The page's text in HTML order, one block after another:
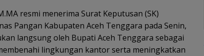
resmi menerima Surat Keputusan (SK)
Pangan Kabupaten Aceh Tenggara pada Senin,
langsung oleh Bupati Aceh Tenggara sebagai
lingkungan kantor serta meningkatkan